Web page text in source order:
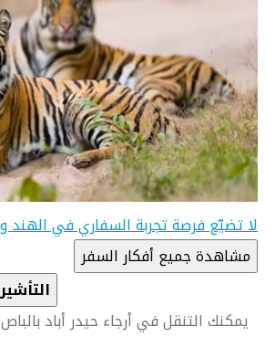
لا تضيّع فرصة تجربة السفاري في الهند
مشاهدة جميع أفكار السفر
يمكنك التنقل في أرجاء حيدر أباد